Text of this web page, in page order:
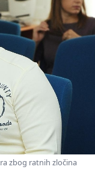
zbog ratnih zločina